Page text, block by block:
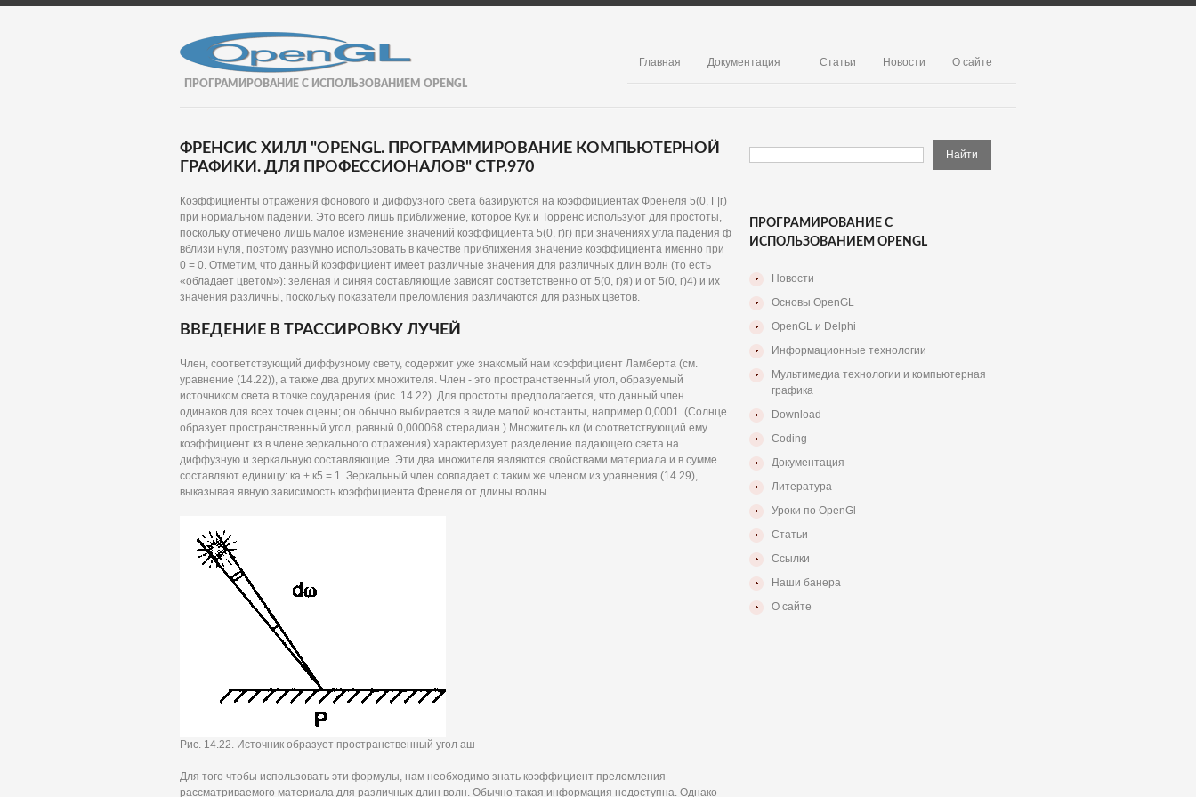
ПРОГРАМИРОВАНИЕ С ИСПОЛЬЗОВАНИЕМ OPENGL
Главная Документация Статьи Новости О сайте
ФРЕНСИС ХИЛЛ "OPENGL. ПРОГРАММИРОВАНИЕ КОМПЬЮТЕРНОЙ
ГРАФИКИ. ДЛЯ ПРОФЕССИОНАЛОВ" СТР.970
Коэффициенты отражения фонового и диффузного света базируются на коэффициентах Френеля 5(0, Г|г)
при нормальном падении. Это всего лишь приближение, которое Кук и Торренс используют для простоты,
поскольку отмечено лишь малое изменение значений коэффициента 5(0, г)г) при значениях угла падения ф
вблизи нуля, поэтому разумно использовать в качестве приближения значение коэффициента именно при
0 = 0. Отметим, что данный коэффициент имеет различные значения для различных длин волн (то есть
«обладает цветом»): зеленая и синяя составляющие зависят соответственно от 5(0, г)я) и от 5(0, г)4) и их
значения различны, поскольку показатели преломления различаются для разных цветов.
ВВЕДЕНИЕ В ТРАССИРОВКУ ЛУЧЕЙ
Член, соответствующий диффузному свету, содержит уже знакомый нам коэффициент Ламберта (см.
уравнение (14.22)), а также два других множителя. Член - это пространственный угол, образуемый
источником света в точке соударения (рис. 14.22). Для простоты предполагается, что данный член
одинаков для всех точек сцены; он обычно выбирается в виде малой константы, например 0,0001. (Солнце
образует пространственный угол, равный 0,000068 стерадиан.) Множитель кл (и соответствующий ему
коэффициент кз в члене зеркального отражения) характеризует разделение падающего света на
диффузную и зеркальную составляющие. Эти два множителя являются свойствами материала и в сумме
составляют единицу: ка + к5 = 1. Зеркальный член совпадает с таким же членом из уравнения (14.29),
выказывая явную зависимость коэффициента Френеля от длины волны.
Рис. 14.22. Источник образует пространственный угол аш
Для того чтобы использовать эти формулы, нам необходимо знать коэффициент преломления
рассматриваемого материала для различных длин волн. Обычно такая информация недоступна. Однако
ПРОГРАМИРОВАНИЕ С
ИСПОЛЬЗОВАНИЕМ OPENGL
Новости
Основы OpenGL
OpenGL и Delphi
Информационные технологии
Мультимедиа технологии и компьютерная
графика
Download
Coding
Документация
Литература
Уроки по OpenGl
Статьи
Ссылки
Наши банера
О сайте